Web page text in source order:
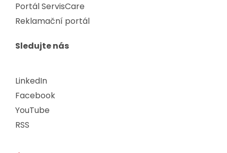
Portál ServisCare
Reklamační portál
Sledujte nás
LinkedIn
Facebook
YouTube
RSS